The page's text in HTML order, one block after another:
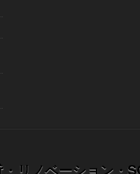
リノベーション・